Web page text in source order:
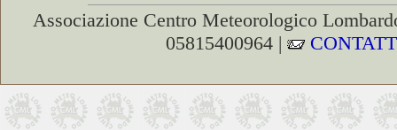
Associazione Centro Meteorologico
05815400964 |